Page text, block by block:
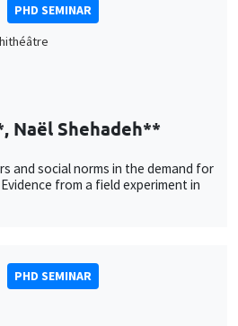
PHD SEMINAR
Naël Shehadeh**
and social norms in the demand for
from a field experiment in
PHD SEMINAR